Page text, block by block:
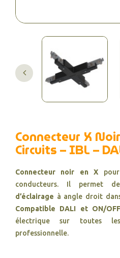
Connecteur X
Circuits – IBL –
Connecteur noir en X
conducteurs. Il permet
d’éclairage à angle droit
Compatible DALI et ON/OFF
électrique sur toutes
professionnelle.